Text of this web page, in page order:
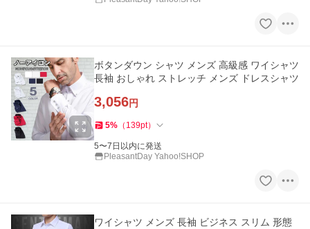
ボタンダウン シャツ メンズ 高級感 ワイシャツ
長袖 おしゃれ ストレッチ メンズ ドレスシャツ
3,056円
5% （ 139pt）
5〜7日以内に発送
PleasantDay Yahoo!SHOP
ワイシャツ メンズ 長袖 ビジネス スリム 形態